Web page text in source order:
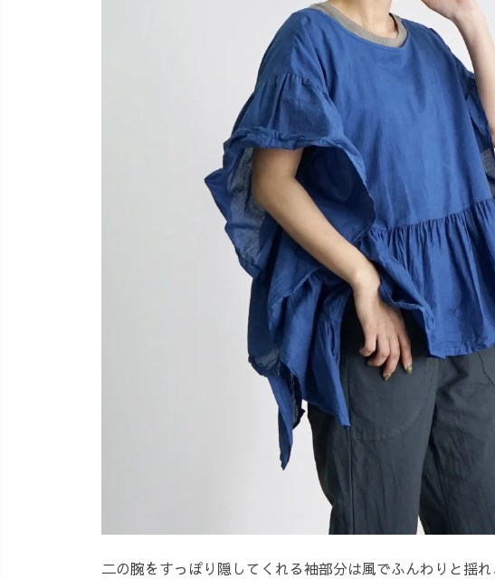
二の腕をすっぽり隠してくれる袖部分は風でふんわりと揺